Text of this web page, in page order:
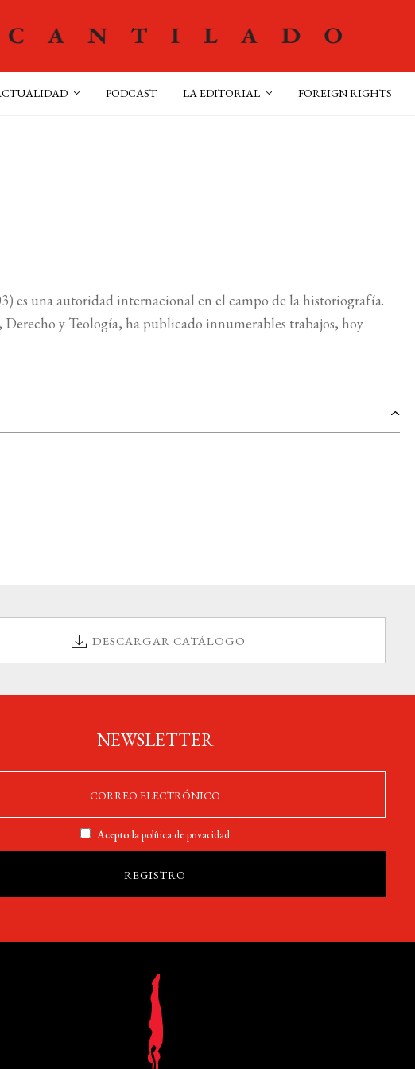
PODCAST LA EDITORIAL FOREIGN RIGHTS
es una autoridad internacional en el campo de la historiografía.
y Teología, ha publicado innumerables trabajos, hoy
DESCARGAR CATÁLOGO
NEWSLETTER
Acepto lapolítica de privacidad